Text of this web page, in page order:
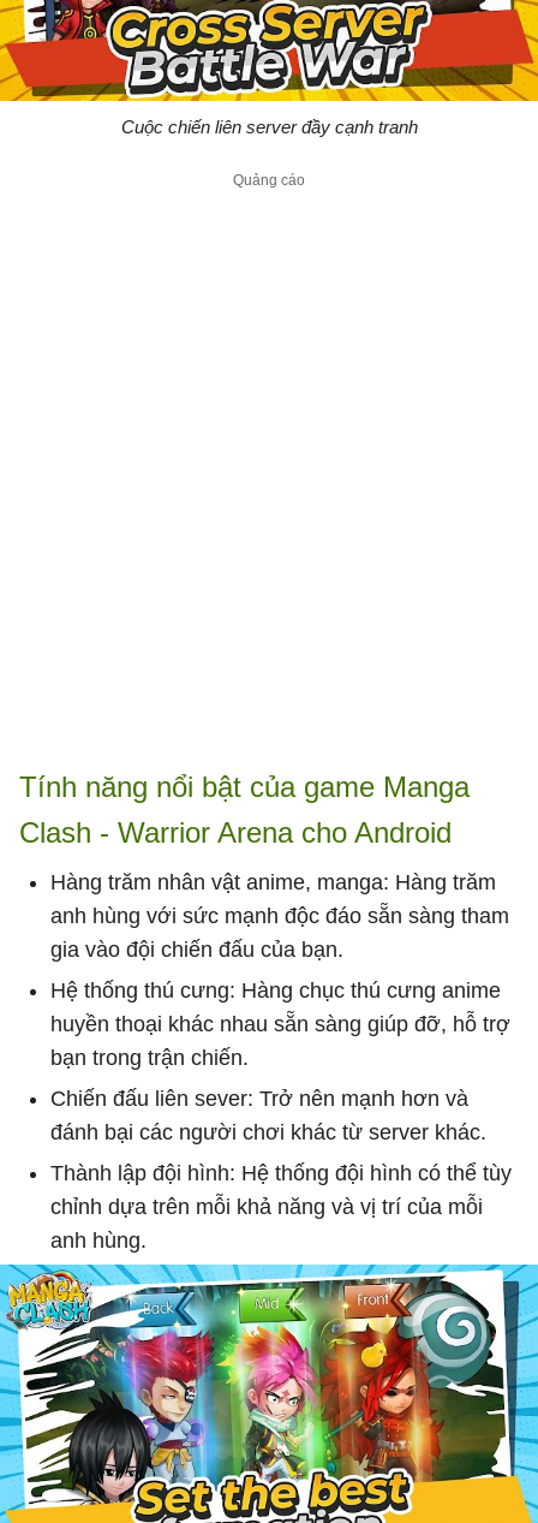
Cuộc chiến liên server đầy cạnh tranh
Tính năng nổi bật của game Manga
Clash - Warrior Arena cho Android
Hàng trăm nhân vật anime, manga: Hàng trăm
anh hùng với sức mạnh độc đáo sẵn sàng tham
gia vào đội chiến đấu của bạn.
Hệ thống thú cưng: Hàng chục thú cưng anime
huyền thoại khác nhau sẵn sàng giúp đỡ, hỗ trợ
bạn trong trận chiến.
Chiến đấu liên sever: Trở nên mạnh hơn và
đánh bại các người chơi khác từ server khác.
Thành lập đội hình: Hệ thống đội hình có thể tùy
chỉnh dựa trên mỗi khả năng và vị trí của mỗi
anh hùng.